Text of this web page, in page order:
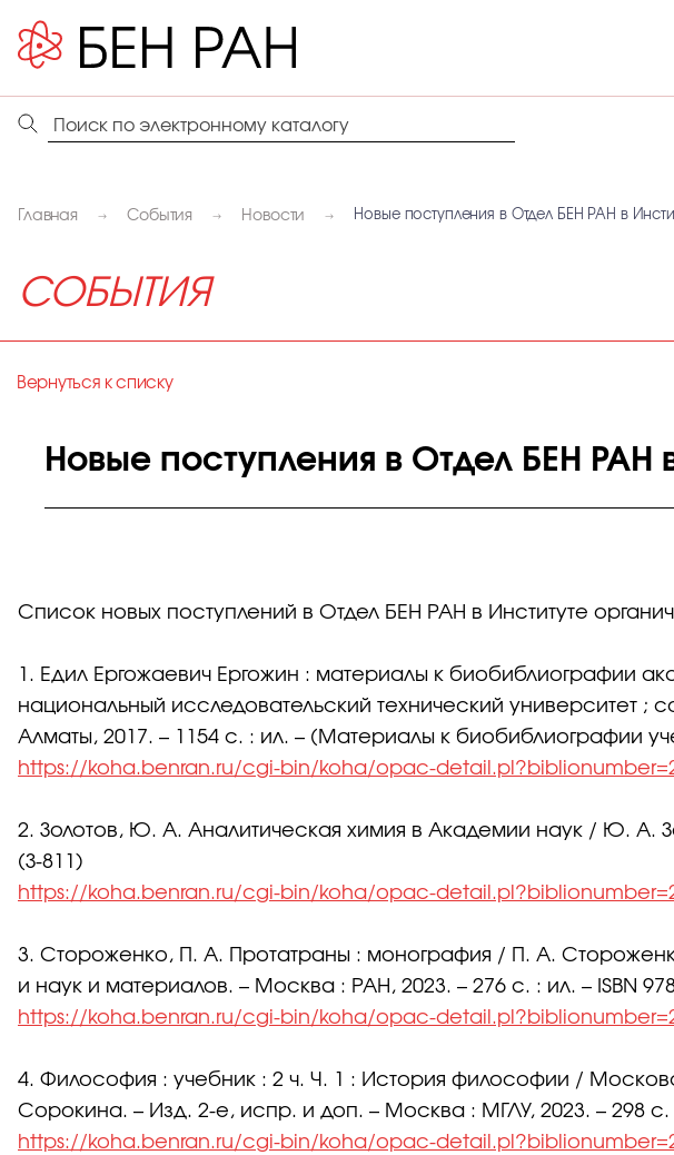
Главная События Новости Новые поступления в Отдел БЕН РАН в
СОБЫТИЯ
Вернуться к списку
Новые поступления в Отдел БЕН РАН
Список новых поступлений в Отдел БЕН РАН в Институте
1. Едил Ергожаевич Ергожин : материалы к биобиблиографии
национальный исследовательский технический университет ;
Алматы, 2017. – 1154 с. : ил. – (Материалы к биобиблиографии
https://koha.benran.ru/cgi-bin/koha/opac-
2. Золотов, Ю. А. Аналитическая химия в Академии наук / Ю. А.
(З-811)
https://koha.benran.ru/cgi-bin/koha/opac-
3. Стороженко, П. А. Протатраны : монография / П. А.
и наук и материалов. – Москва : РАН, 2023. – 276 с. : ил. – ISBN
https://koha.benran.ru/cgi-bin/koha/opac-
4. Философия : учебник : 2 ч. Ч. 1 : История философии /
Сорокина. – Изд. 2-е, испр. и доп. – Москва : МГЛУ, 2023. – 298 с.
https://koha.benran.ru/cgi-bin/koha/opac-